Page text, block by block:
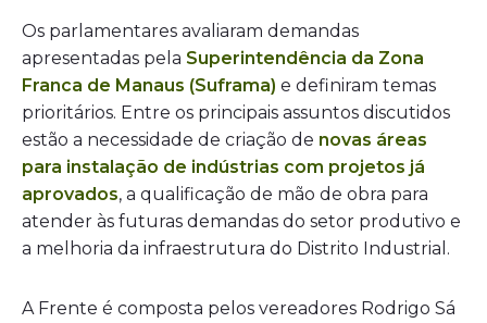
Os parlamentares avaliaram demandas
apresentadas pela Superintendência da Zona
Franca de Manaus (Suframa) e definiram temas
prioritários. Entre os principais assuntos discutidos
estão a necessidade de criação de novas áreas
para instalação de indústrias com projetos já
aprovados, a qualificação de mão de obra para
atender às futuras demandas do setor produtivo e
a melhoria da infraestrutura do Distrito Industrial.
A Frente é composta pelos vereadores Rodrigo Sá